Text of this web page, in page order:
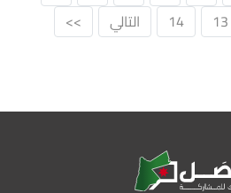
13
14 التالي
>>